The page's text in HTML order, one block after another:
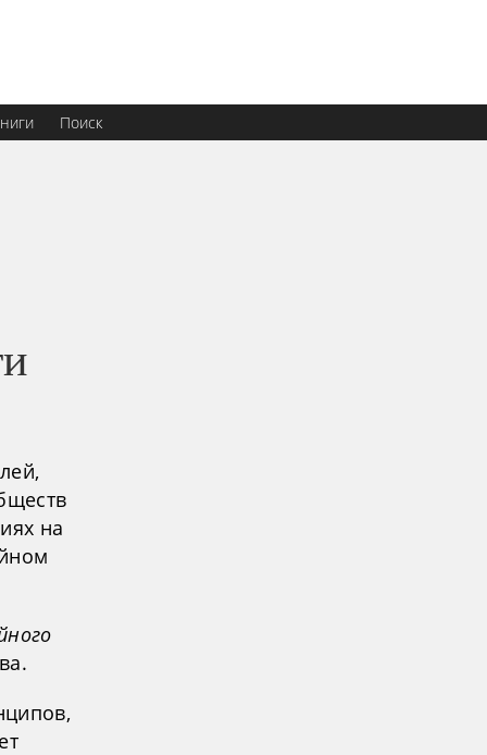
Поиск
на